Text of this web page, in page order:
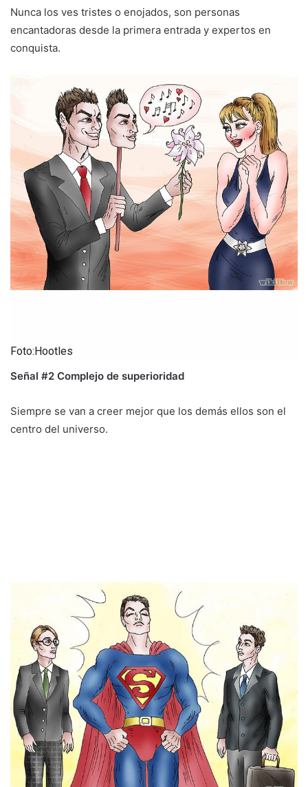
Nunca los ves tristes o enojados, son personas
encantadoras desde la primera entrada y expertos en
conquista.
Foto:Hootles
Señal #2 Complejo de superioridad
Siempre se van a creer mejor que los demás ellos son el
centro del universo.